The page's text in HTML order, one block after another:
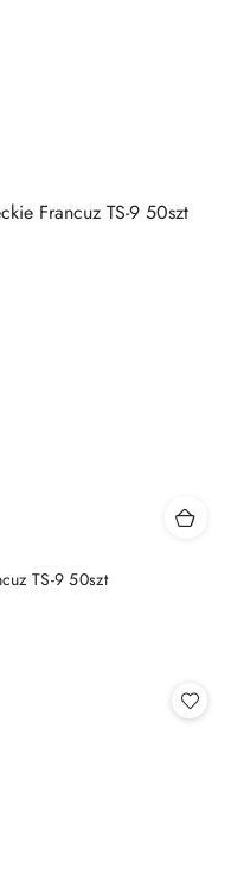
TS-9 50szt